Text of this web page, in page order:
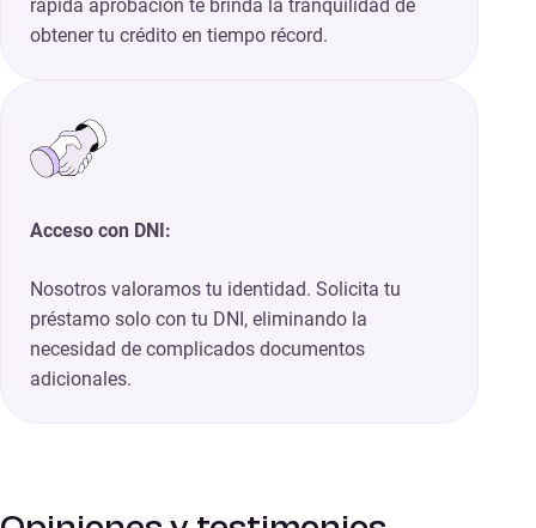
rápida aprobación te brinda la tranquilidad de
obtener tu crédito en tiempo récord.
Acceso con DNI:
Nosotros valoramos tu identidad. Solicita tu
préstamo solo con tu DNI, eliminando la
necesidad de complicados documentos
adicionales.